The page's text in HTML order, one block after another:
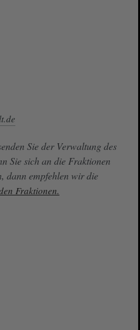
Sie der Verwaltung des
Sie sich an die Fraktionen
dann empfehlen wir die
Fraktionen.